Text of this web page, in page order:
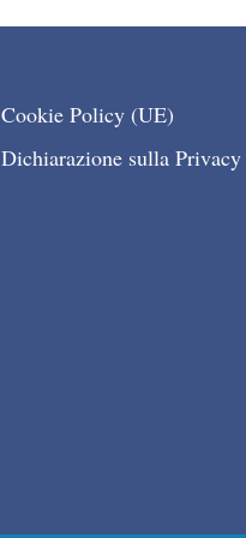
Cookie Policy (UE)
Dichiarazione sulla